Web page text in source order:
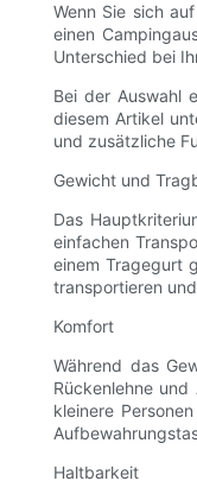
Wenn Sie sich
einen
Unterschied bei
Bei der Auswahl
diesem Artikel
und zusätzliche
Gewicht und
Das
einfachen
einem Tragegurt
transportieren
Komfort
Während das
Rückenlehne
kleinere
Haltbarkeit